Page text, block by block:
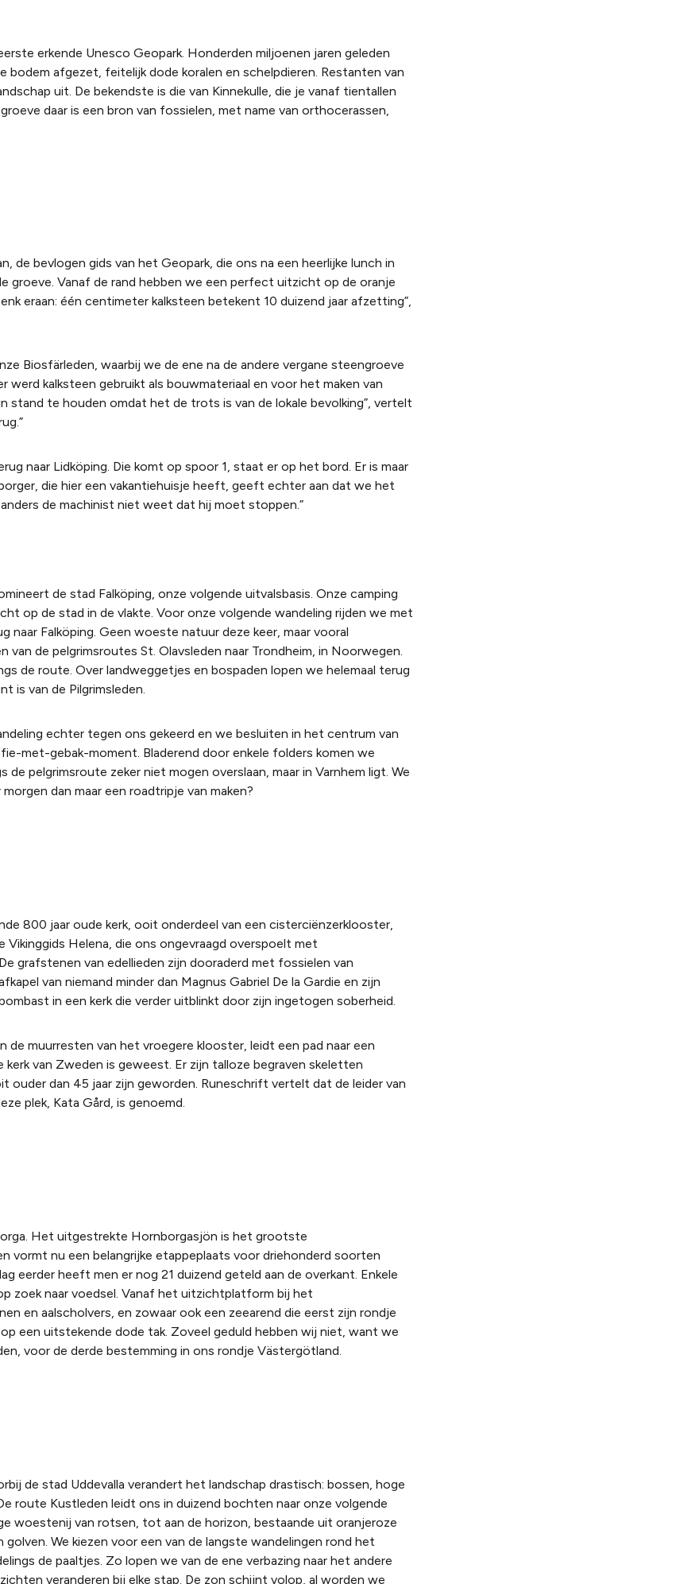
erkende Unesco Geopark. Honderden miljoenen jaren geleden
bodem afgezet, feitelijk dode koralen en schelpdieren. Restanten van
uit. De bekendste is die van Kinnekulle, die je vanaf tientallen
daar is een bron van fossielen, met name van orthocerassen,
de bevlogen gids van het Geopark, die ons na een heerlijke lunch in
groeve. Vanaf de rand hebben we een perfect uitzicht op de oranje
eraan: één centimeter kalksteen betekent 10 duizend jaar afzetting”,
Biosfärleden, waarbij we de ene na de andere vergane steengroeve
werd kalksteen gebruikt als bouwmateriaal en voor het maken van
stand te houden omdat het de trots is van de lokale bevolking”, vertelt
naar Lidköping. Die komt op spoor 1, staat er op het bord. Er is maar
die hier een vakantiehuisje heeft, geeft echter aan dat we het
de machinist niet weet dat hij moet stoppen.”
de stad Falköping, onze volgende uitvalsbasis. Onze camping
op de stad in de vlakte. Voor onze volgende wandeling rijden we met
Falköping. Geen woeste natuur deze keer, maar vooral
van de pelgrimsroutes St. Olavsleden naar Trondheim, in Noorwegen.
de route. Over landweggetjes en bospaden lopen we helemaal terug
is van de Pilgrimsleden.
echter tegen ons gekeerd en we besluiten in het centrum van
met-gebak-moment. Bladerend door enkele folders komen we
pelgrimsroute zeker niet mogen overslaan, maar in Varnhem ligt. We
dan maar een roadtripje van maken?
800 jaar oude kerk, ooit onderdeel van een cisterciënzerklooster,
Helena, die ons ongevraagd overspoelt met
grafstenen van edellieden zijn dooraderd met fossielen van
van niemand minder dan Magnus Gabriel De la Gardie en zijn
in een kerk die verder uitblinkt door zijn ingetogen soberheid.
muurresten van het vroegere klooster, leidt een pad naar een
van Zweden is geweest. Er zijn talloze begraven skeletten
ouder dan 45 jaar zijn geworden. Runeschrift vertelt dat de leider van
plek, Kata Gård, is genoemd.
Het uitgestrekte Hornborgasjön is het grootste
vormt nu een belangrijke etappeplaats voor driehonderd soorten
eerder heeft men er nog 21 duizend geteld aan de overkant. Enkele
zoek naar voedsel. Vanaf het uitzichtplatform bij het
en aalscholvers, en zowaar ook een zeearend die eerst zijn rondje
een uitstekende dode tak. Zoveel geduld hebben wij niet, want we
voor de derde bestemming in ons rondje Västergötland.
de stad Uddevalla verandert het landschap drastisch: bossen, hoge
route Kustleden leidt ons in duizend bochten naar onze volgende
woestenij van rotsen, tot aan de horizon, bestaande uit oranjeroze
We kiezen voor een van de langste wandelingen rond het
de paaltjes. Zo lopen we van de ene verbazing naar het andere
veranderen bij elke stap. De zon schijnt volop, al worden we